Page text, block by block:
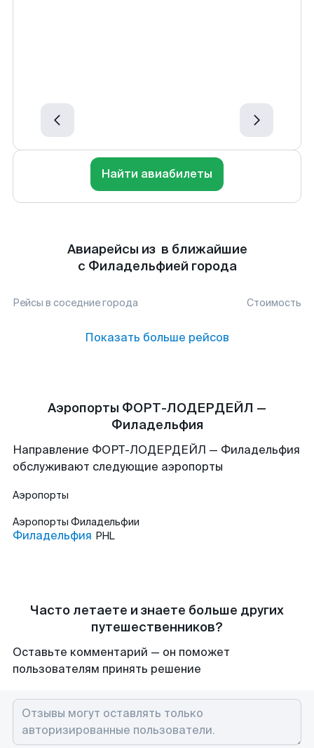
Найти авиабилеты
Авиарейсы из в ближайшие
с Филадельфией города
Рейсы в соседние города Стоимость
Показать больше рейсов
Аэропорты ФОРТ-ЛОДЕРДЕЙЛ —
Филадельфия
Направление ФОРТ-ЛОДЕРДЕЙЛ — Филадельфия
обслуживают следующие аэропорты
Аэропорты
Аэропорты Филадельфии
Филадельфия PHL
Часто летаете и знаете больше других
путешественников?
Оставьте комментарий — он поможет
пользователям принять решение